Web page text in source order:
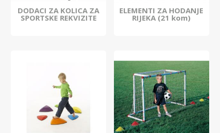
DODACI ZA KOLICA ZA
SPORTSKE REKVIZITE
ELEMENTI ZA HODANJE
RIJEKA (21 kom)